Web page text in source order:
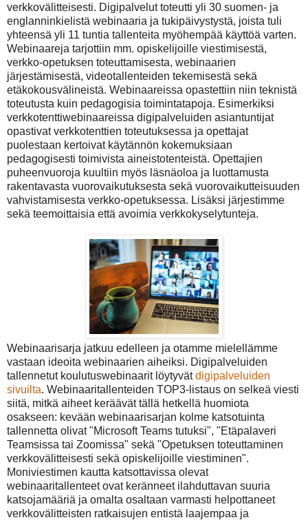
verkkovälitteisesti. Digipalvelut toteutti yli 30 suomen- ja
englanninkielistä webinaaria ja tukipäivystystä, joista tuli
yhteensä yli 11 tuntia tallenteita myöhempää käyttöä varten.
Webinaareja tarjottiin mm. opiskelijoille viestimisestä,
verkko-opetuksen toteuttamisesta, webinaarien
järjestämisestä, videotallenteiden tekemisestä sekä
etäkokousvälineistä. Webinaareissa opastettiin niin teknistä
toteutusta kuin pedagogisia toimintatapoja. Esimerkiksi
verkkotenttiwebinaareissa digipalveluiden asiantuntijat
opastivat verkkotenttien toteutuksessa ja opettajat
puolestaan kertoivat käytännön kokemuksiaan
pedagogisesti toimivista aineistotenteistä. Opettajien
puheenvuoroja kuultiin myös läsnäoloa ja luottamusta
rakentavasta vuorovaikutuksesta sekä vuorovaikutteisuuden
vahvistamisesta verkko-opetuksessa. Lisäksi järjestimme
sekä teemoittaisia että avoimia verkkokyselytunteja.
Webinaarisarja jatkuu edelleen ja otamme mielellämme
vastaan ideoita webinaarien aiheiksi. Digipalveluiden
tallennetut koulutuswebinaarit löytyvätdigipalveluiden
sivuilta. Webinaaritallenteiden TOP3-listaus on selkeä viesti
siitä, mitkä aiheet keräävät tällä hetkellä huomiota
osakseen: kevään webinaarisarjan kolme katsotuinta
tallennetta olivat "Microsoft Teams tutuksi", "Etäpalaveri
Teamsissa tai Zoomissa" sekä "Opetuksen toteuttaminen
verkkovälitteisesti sekä opiskelijoille viestiminen".
Moniviestimen kautta katsottavissa olevat
webinaaritallenteet ovat keränneet ilahduttavan suuria
katsojamääriä ja omalta osaltaan varmasti helpottaneet
verkkovälitteisten ratkaisujen entistä laajempaa ja